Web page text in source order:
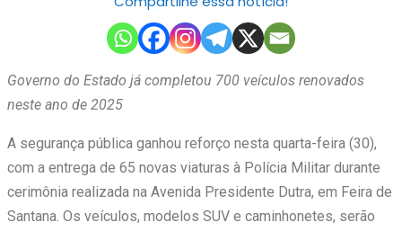
Governo do Estado já completou 700 veículos renovados
neste ano de 2025
A segurança pública ganhou reforço nesta quarta-feira (30),
com a entrega de 65 novas viaturas à Polícia Militar durante
cerimônia realizada na Avenida Presidente Dutra, em Feira de
Santana. Os veículos, modelos SUV e caminhonetes, serão